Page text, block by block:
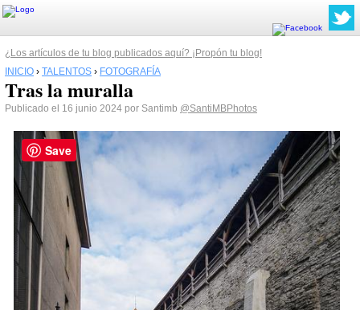
¿Los artículos de tu blog publicados aquí? ¡Propón tu blog!
INICIO › TALENTOS › FOTOGRAFÍA
Tras la muralla
Publicado el 16 junio 2024 por Santimb @SantiMBPhotos
Save